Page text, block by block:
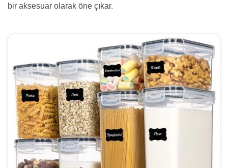
bir aksesuar olarak öne çıkar.